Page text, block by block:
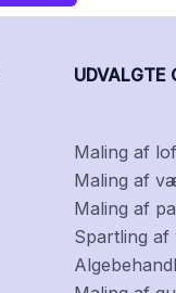
UDVALGTE
Maling af
Maling af
Maling af
Spartling